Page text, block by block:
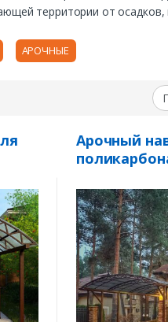
территории от
АРОЧНЫЕ
Арочный